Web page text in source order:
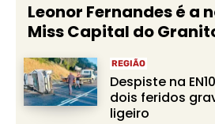
Leonor Fernandes é a
Miss Capital do
REGIÃO
Despiste na
dois feridos
ligeiro